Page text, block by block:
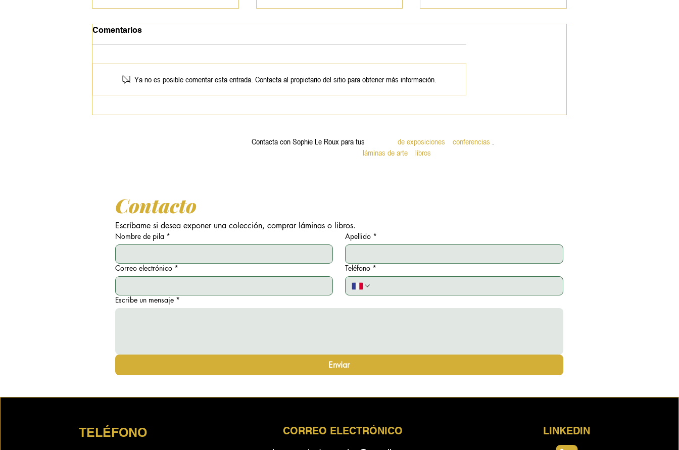
CLAYTON duo
Eric BiBB
Comentarios
Ya no es posible comentar esta entrada. Contacta al propietario del sitio para obtener más información.
Contacta con Sophie Le Roux para tus de exposiciones conferencias .
láminas de arte libros
Contacto
Escríbame si desea exponer una colección, comprar láminas o libros.
Nombre de pila * Apellido *
Correo electrónico * Teléfono *
Escribe un mensaje *
Enviar
TELÉFONO CORREO ELECTRÓNICO LINKEDIN